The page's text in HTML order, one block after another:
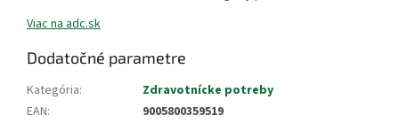
Viac na adc.sk
Dodatočné parametre
Kategória:
Zdravotnícke potreby
EAN:
9005800359519